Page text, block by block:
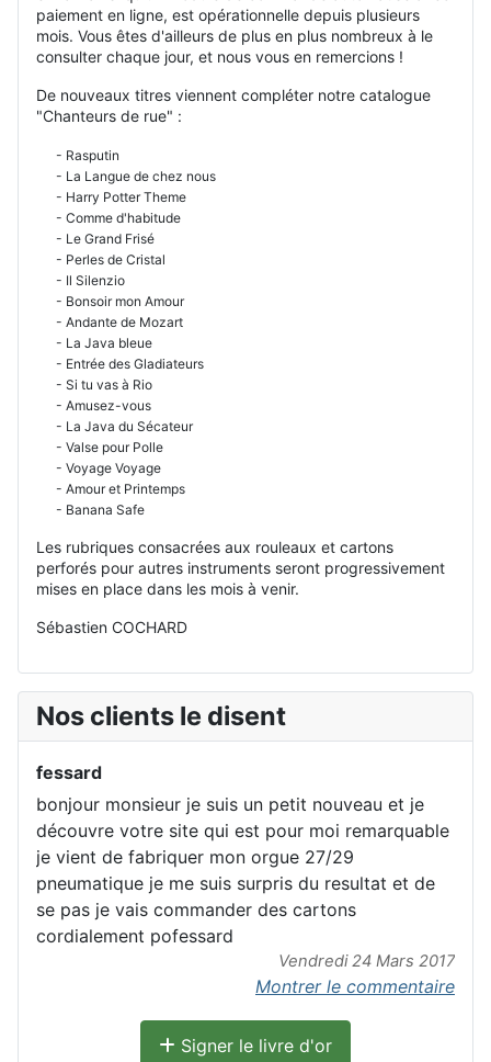
paiement en ligne, est opérationnelle depuis plusieurs
mois. Vous êtes d'ailleurs de plus en plus nombreux à le
consulter chaque jour, et nous vous en remercions !
De nouveaux titres viennent compléter notre catalogue
"Chanteurs de rue" :
- Rasputin
- La Langue de chez nous
- Harry Potter Theme
- Comme d'habitude
- Le Grand Frisé
- Perles de Cristal
- Il Silenzio
- Bonsoir mon Amour
- Andante de Mozart
- La Java bleue
- Entrée des Gladiateurs
- Si tu vas à Rio
- Amusez-vous
- La Java du Sécateur
- Valse pour Polle
- Voyage Voyage
- Amour et Printemps
- Banana Safe
Les rubriques consacrées aux rouleaux et cartons
perforés pour autres instruments seront progressivement
mises en place dans les mois à venir.
Sébastien COCHARD
Nos clients le disent
fessard
bonjour monsieur je suis un petit nouveau et je
découvre votre site qui est pour moi remarquable
je vient de fabriquer mon orgue 27/29
pneumatique je me suis surpris du resultat et de
se pas je vais commander des cartons
cordialement pofessard
Vendredi 24 Mars 2017
Montrer le commentaire
Signer le livre d'or